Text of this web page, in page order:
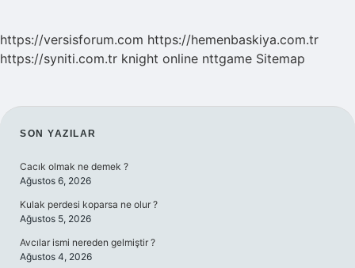
https://versisforum.com https://hemenbaskiya.com.tr
https://syniti.com.tr knight online nttgame Sitemap
SIDEBAR
SON YAZILAR
Cacık olmak ne demek ?
Ağustos 6, 2026
Kulak perdesi koparsa ne olur ?
Ağustos 5, 2026
Avcılar ismi nereden gelmiştir ?
Ağustos 4, 2026